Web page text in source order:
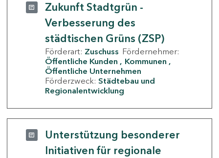
Zukunft Stadtgrün -
Verbesserung des
städtischen Grüns (ZSP)
Förderart: Zuschuss Fördernehmer:
Öffentliche Kunden
Kommunen
Öffentliche Unternehmen
Förderzweck: Städtebau und
Regionalentwicklung
Unterstützung besonderer
Initiativen für regionale